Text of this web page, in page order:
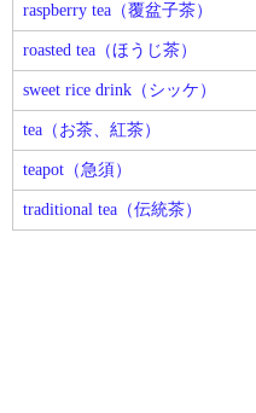
raspberry tea（覆盆子茶）
roasted tea（ほうじ茶）
sweet rice drink（シッケ）
tea（お茶、紅茶）
teapot（急須）
traditional tea（伝統茶）